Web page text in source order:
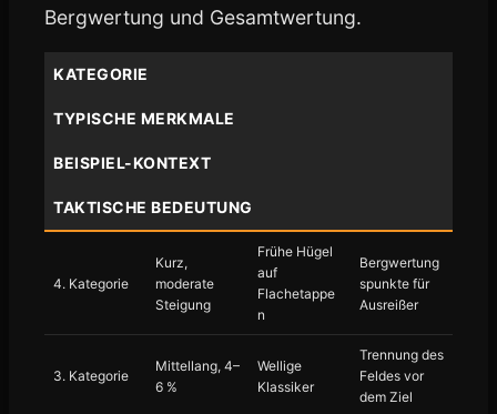
Bergwertung und Gesamtwertung.
KATEGORIE
TYPISCHE MERKMALE
BEISPIEL-KONTEXT
TAKTISCHE BEDEUTUNG
4. Kategorie
Kurz,
moderate
Steigung
Frühe Hügel
auf
Flachetappe
n
Bergwertung
spunkte für
Ausreißer
3. Kategorie
Mittellang, 4–
6 %
Wellige
Klassiker
Trennung des
Feldes vor
dem Ziel